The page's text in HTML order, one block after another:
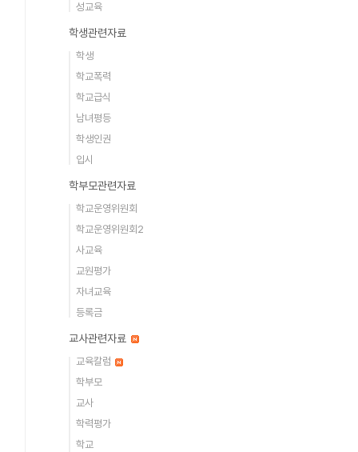
성교육
학생관련자료
학생
학교폭력
학교급식
남녀평등
학생인권
입시
학부모관련자료
학교운영위원회
학교운영위원회2
사교육
교원평가
자녀교육
등록금
교사관련자료
교육칼럼
학부모
교사
학력평가
학교